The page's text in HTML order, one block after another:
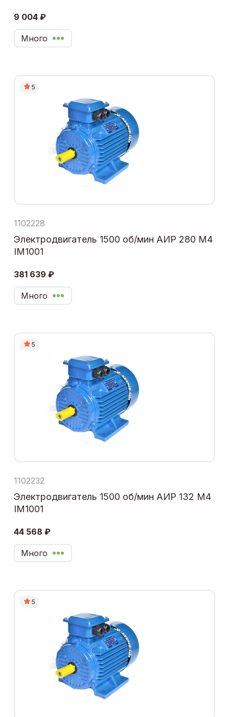
9 004 ₽
Много
5
1102228
Электродвигатель 1500 об/мин АИР 280 М4
IM1001
381 639 ₽
Много
5
1102232
Электродвигатель 1500 об/мин АИР 132 М4
IM1001
44 568 ₽
Много
5